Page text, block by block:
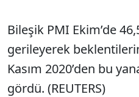
Bileşik PMI Ekim’de
gerileyerek
Kasım 2020’den bu
gördü. (REUTERS)